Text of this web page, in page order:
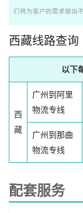
们将为客户的需求做出
西藏线路查询
以下
西
藏
广州到阿里
物流专线
广州到那曲
物流专线
配套服务